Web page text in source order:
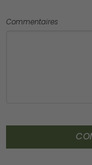
Commentaires